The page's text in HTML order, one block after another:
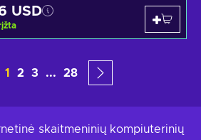
USD
1 2 3 ... 28
skaitmeninių kompiuterinių